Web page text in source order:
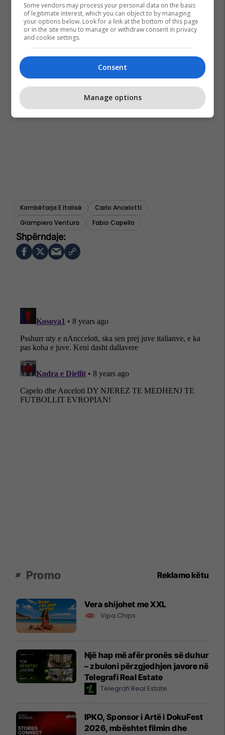
Kombëtarja E Italisë
Carlo Ancelotti
Giampiero Ventura
Fabio Capello
Promo Reklamo këtu
Vera shijohet me XXL
Vipa Chips
Një hap më afër pronës së duhur
– zbuloni përzgjedhjen javore në
Telegrafi Real Estate
Telegrafi Real Estate
IPKO, Sponsor i Artë i DokuFest
2026, mbështet filmin dhe
Some vendors may process your personal data on the basis
of legitimate interest, which you can object to by managing
your options below. Look for a link at the bottom of this page
or in the site menu to manage or withdraw consent in privacy
and cookie settings.
Consent
Manage options